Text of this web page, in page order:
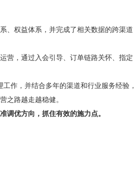
、权益体系，并完成了相关数据的跨渠道
营，通过入会引导、订单链路关怀、指定
作，并结合多年的渠道和行业服务经验，
之路越走越稳健。
调优方向，抓住有效的施力点。